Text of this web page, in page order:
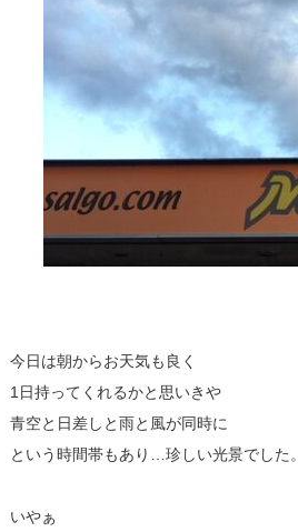
今日は朝からお天気も良く
1日持ってくれるかと思いきや
青空と日差しと雨と風が同時に
という時間帯もあり…珍しい光景でした。
いやぁ